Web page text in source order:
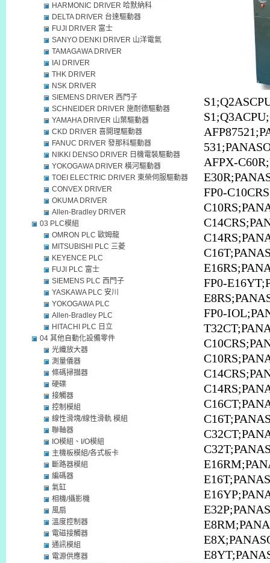
S1;
S1;Q3ACPU;
AFPX-
FP0-
FP0-
FP0-
HARMONIC DRIVER 哈默納科
DELTA DRIVER 台達驅動器
FUJI DRIVER 富士
SANYO DENKI DRIVER 山洋電氣
TAMAGAWA DRIVER
IAI DRIVER
THK DRIVER
NSK DRIVER
SIEMENS DRIVER 西門子
SCHNEIDER DRIVER 施耐德驅動器
YAMAHA DRIVER 山葉驅動器
CKD DRIVER 喜開理驅動器
FANUC DRIVER 發那科驅動器
NIKKI DENSO DRIVER 日機電裝驅動器
YOKOGAWA DRIVER 橫河驅動器
TOEI ELECTRIC DRIVER 東榮伺服驅動器
CONVEX DRIVER
OKUMA DRIVER
Allen-Bradley DRIVER
03 PLC模組
OMRON PLC 歐姆龍
MITSUBISHI PLC 三菱
KEYENCE PLC
FUJI PLC 富士
SIEMENS PLC 西門子
YASKAWA PLC 安川
YOKOGAWA PLC
Allen-Bradley PLC
HITACHI PLC 日立
04 其他自動化設備零件
光纖放大器
測量儀器
條碼掃描器
硬碟
接觸器
控制模組
線性滑塊/線性滑軌 模組
聯軸器
IO模組、I/O模組
主機板模組/各式板卡
斷路器模組
編碼器
氣缸
相機/攝影機
風扇
溫度控制器
電磁接觸器
通訊模組
電源供應器